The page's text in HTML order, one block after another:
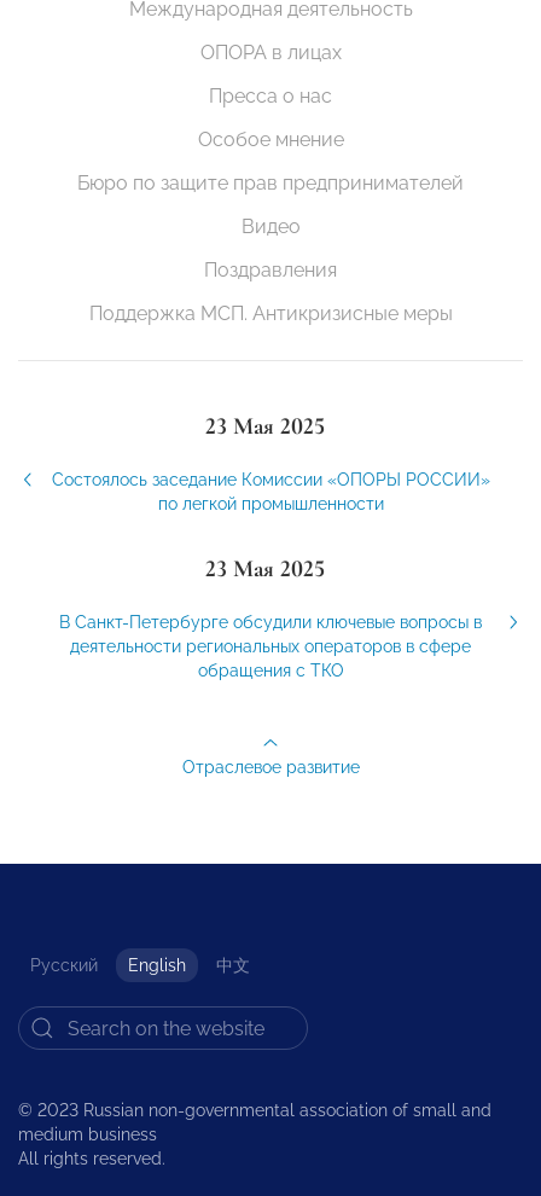
Международная деятельность
ОПОРА в лицах
Пресса о нас
Особое мнение
Бюро по защите прав предпринимателей
Видео
Поздравления
Поддержка МСП. Антикризисные меры
23 Мая 2025
Состоялось заседание Комиссии «ОПОРЫ РОССИИ»
по легкой промышленности
23 Мая 2025
В Санкт-Петербурге обсудили ключевые вопросы в
деятельности региональных операторов в сфере
обращения с ТКО
Отраслевое развитие
Русский English 中文
© 2023 Russian non-governmental association of small and
medium business
All rights reserved.